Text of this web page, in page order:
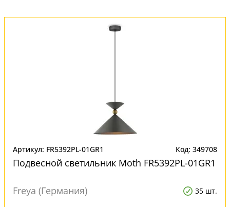
Артикул: FR5392PL-01GR1 Код: 349708
Подвесной светильник Moth FR5392PL-01GR1
Freya (Германия) 35 шт.